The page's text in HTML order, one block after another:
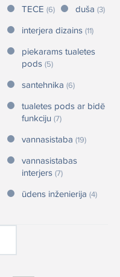
TECE (6) duša (3)
interjera dizains (11)
piekarams tualetes
pods (5)
santehnika (6)
tualetes pods ar bidē
funkciju (7)
vannasistaba (19)
vannasistabas
interjers (7)
ūdens inženierija (4)